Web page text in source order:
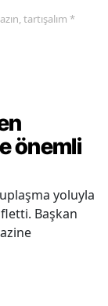
tartışalım *
önemli
yoluyla
Başkan